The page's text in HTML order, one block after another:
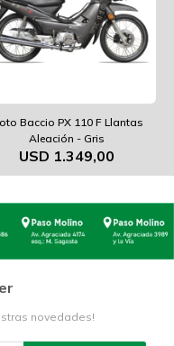
Baccio PX 110 F Llantas
Aleación - Gris
USD 1.349,00
novedades!